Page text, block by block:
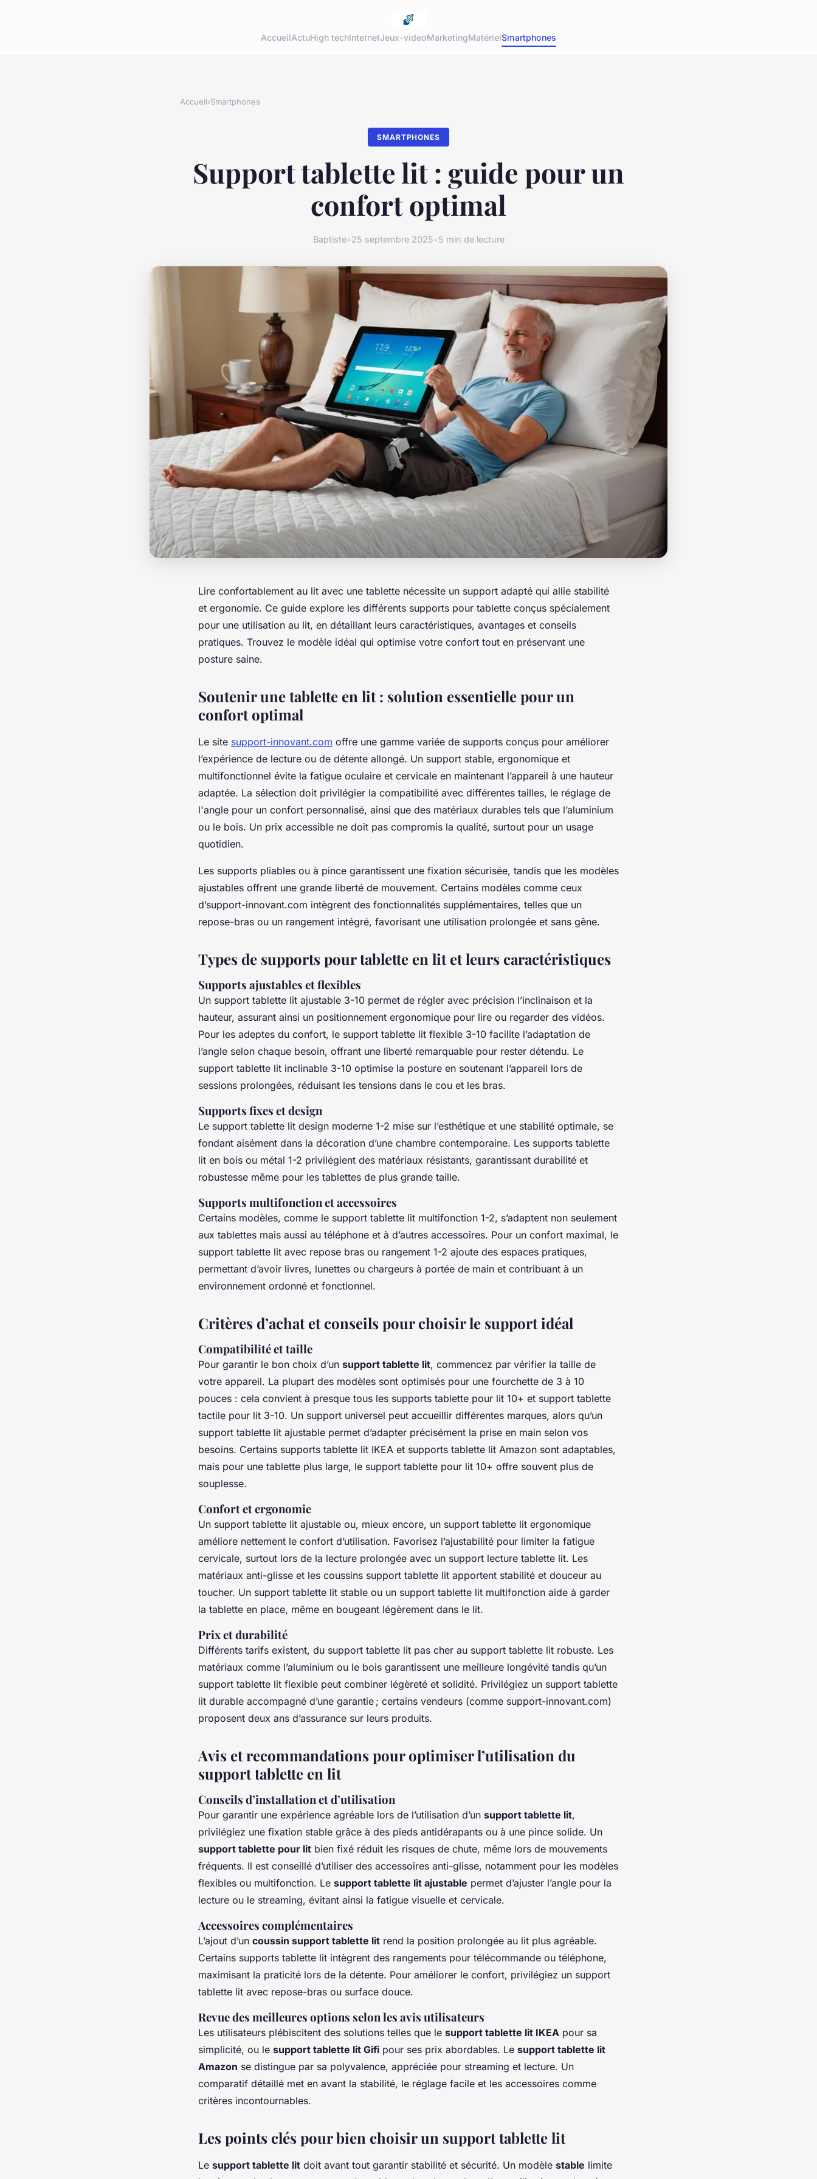
AccueilActuHigh techInternetJeux-videoMarketingMatérielSmartphones
Accueil›Smartphones
SMARTPHONES
Support tablette lit : guide pour un
confort optimal
Baptiste•25 septembre 2025•5 min de lecture
Lire confortablement au lit avec une tablette nécessite un support adapté qui allie stabilité
et ergonomie. Ce guide explore les différents supports pour tablette conçus spécialement
pour une utilisation au lit, en détaillant leurs caractéristiques, avantages et conseils
pratiques. Trouvez le modèle idéal qui optimise votre confort tout en préservant une
posture saine.
Soutenir une tablette en lit : solution essentielle pour un
confort optimal
Le site support-innovant.com offre une gamme variée de supports conçus pour améliorer
l’expérience de lecture ou de détente allongé. Un support stable, ergonomique et
multifonctionnel évite la fatigue oculaire et cervicale en maintenant l’appareil à une hauteur
adaptée. La sélection doit privilégier la compatibilité avec différentes tailles, le réglage de
l'angle pour un confort personnalisé, ainsi que des matériaux durables tels que l’aluminium
ou le bois. Un prix accessible ne doit pas compromis la qualité, surtout pour un usage
quotidien.
Les supports pliables ou à pince garantissent une fixation sécurisée, tandis que les modèles
ajustables offrent une grande liberté de mouvement. Certains modèles comme ceux
d’support-innovant.com intègrent des fonctionnalités supplémentaires, telles que un
repose-bras ou un rangement intégré, favorisant une utilisation prolongée et sans gêne.
Types de supports pour tablette en lit et leurs caractéristiques
Supports ajustables et flexibles
Un support tablette lit ajustable 3-10 permet de régler avec précision l’inclinaison et la
hauteur, assurant ainsi un positionnement ergonomique pour lire ou regarder des vidéos.
Pour les adeptes du confort, le support tablette lit flexible 3-10 facilite l’adaptation de
l’angle selon chaque besoin, offrant une liberté remarquable pour rester détendu. Le
support tablette lit inclinable 3-10 optimise la posture en soutenant l’appareil lors de
sessions prolongées, réduisant les tensions dans le cou et les bras.
Supports fixes et design
Le support tablette lit design moderne 1-2 mise sur l’esthétique et une stabilité optimale, se
fondant aisément dans la décoration d’une chambre contemporaine. Les supports tablette
lit en bois ou métal 1-2 privilégient des matériaux résistants, garantissant durabilité et
robustesse même pour les tablettes de plus grande taille.
Supports multifonction et accessoires
Certains modèles, comme le support tablette lit multifonction 1-2, s’adaptent non seulement
aux tablettes mais aussi au téléphone et à d’autres accessoires. Pour un confort maximal, le
support tablette lit avec repose bras ou rangement 1-2 ajoute des espaces pratiques,
permettant d’avoir livres, lunettes ou chargeurs à portée de main et contribuant à un
environnement ordonné et fonctionnel.
Critères d’achat et conseils pour choisir le support idéal
Compatibilité et taille
Pour garantir le bon choix d’un support tablette lit, commencez par vérifier la taille de
votre appareil. La plupart des modèles sont optimisés pour une fourchette de 3 à 10
pouces : cela convient à presque tous les supports tablette pour lit 10+ et support tablette
tactile pour lit 3-10. Un support universel peut accueillir différentes marques, alors qu’un
support tablette lit ajustable permet d’adapter précisément la prise en main selon vos
besoins. Certains supports tablette lit IKEA et supports tablette lit Amazon sont adaptables,
mais pour une tablette plus large, le support tablette pour lit 10+ offre souvent plus de
souplesse.
Confort et ergonomie
Un support tablette lit ajustable ou, mieux encore, un support tablette lit ergonomique
améliore nettement le confort d’utilisation. Favorisez l’ajustabilité pour limiter la fatigue
cervicale, surtout lors de la lecture prolongée avec un support lecture tablette lit. Les
matériaux anti-glisse et les coussins support tablette lit apportent stabilité et douceur au
toucher. Un support tablette lit stable ou un support tablette lit multifonction aide à garder
la tablette en place, même en bougeant légèrement dans le lit.
Prix et durabilité
Différents tarifs existent, du support tablette lit pas cher au support tablette lit robuste. Les
matériaux comme l’aluminium ou le bois garantissent une meilleure longévité tandis qu’un
support tablette lit flexible peut combiner légèreté et solidité. Privilégiez un support tablette
lit durable accompagné d’une garantie ; certains vendeurs (comme support-innovant.com)
proposent deux ans d’assurance sur leurs produits.
Avis et recommandations pour optimiser l’utilisation du
support tablette en lit
Conseils d’installation et d’utilisation
Pour garantir une expérience agréable lors de l’utilisation d’un support tablette lit,
privilégiez une fixation stable grâce à des pieds antidérapants ou à une pince solide. Un
support tablette pour lit bien fixé réduit les risques de chute, même lors de mouvements
fréquents. Il est conseillé d’utiliser des accessoires anti-glisse, notamment pour les modèles
flexibles ou multifonction. Le support tablette lit ajustable permet d’ajuster l’angle pour la
lecture ou le streaming, évitant ainsi la fatigue visuelle et cervicale.
Accessoires complémentaires
L’ajout d’un coussin support tablette lit rend la position prolongée au lit plus agréable.
Certains supports tablette lit intègrent des rangements pour télécommande ou téléphone,
maximisant la praticité lors de la détente. Pour améliorer le confort, privilégiez un support
tablette lit avec repose-bras ou surface douce.
Revue des meilleures options selon les avis utilisateurs
Les utilisateurs plébiscitent des solutions telles que le support tablette lit IKEA pour sa
simplicité, ou le support tablette lit Gifi pour ses prix abordables. Le support tablette lit
Amazon se distingue par sa polyvalence, appréciée pour streaming et lecture. Un
comparatif détaillé met en avant la stabilité, le réglage facile et les accessoires comme
critères incontournables.
Les points clés pour bien choisir un support tablette lit
Le support tablette lit doit avant tout garantir stabilité et sécurité. Un modèle stable limite